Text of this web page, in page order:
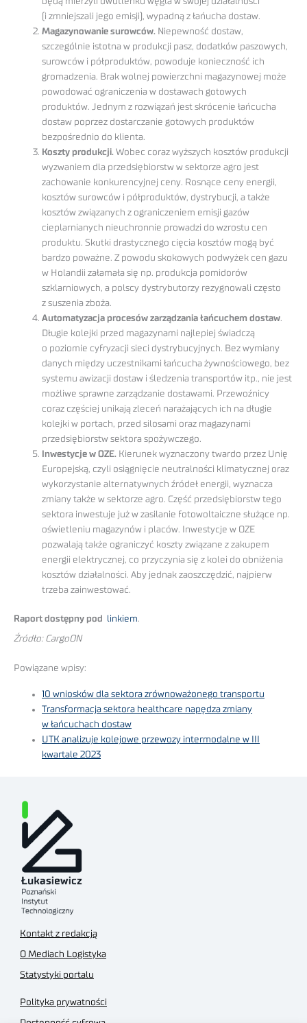
(i zmniejszali jego emisji), wypadną z łańucha dostaw.
Magazynowanie surowców. Niepewność dostaw,
szczególnie istotna w produkcji pasz, dodatków paszowych,
surowców i półproduktów, powoduje konieczność ich
gromadzenia. Brak wolnej powierzchni magazynowej może
powodować ograniczenia w dostawach gotowych
produktów. Jednym z rozwiązań jest skrócenie łańcucha
dostaw poprzez dostarczanie gotowych produktów
bezpośrednio do klienta.
Koszty produkcji.Wobec coraz wyższych kosztów produkcji
wyzwaniem dla przedsiębiorstw w sektorze agro jest
zachowanie konkurencyjnej ceny. Rosnące ceny energii,
kosztów surowców i półproduktów, dystrybucji, a także
kosztów związanych z ograniczeniem emisji gazów
cieplarnianych nieuchronnie prowadzi do wzrostu cen
produktu. Skutki drastycznego cięcia kosztów mogą być
bardzo poważne. Z powodu skokowych podwyżek cen gazu
w Holandii załamała się np. produkcja pomidorów
szklarniowych, a polscy dystrybutorzy rezygnowali często
z suszenia zboża.
Automatyzacja procesów zarządzania łańcuchem dostaw.
Długie kolejki przed magazynami najlepiej świadczą
o poziomie cyfryzacji sieci dystrybucyjnych. Bez wymiany
danych między uczestnikami łańcucha żywnościowego, bez
systemu awizacji dostaw i śledzenia transportów itp., nie jest
możliwe sprawne zarządzanie dostawami. Przewoźnicy
coraz częściej unikają zleceń narażających ich na długie
kolejki w portach, przed silosami oraz magazynami
przedsiębiorstw sektora spożywczego.
Inwestycje w OZE. Kierunek wyznaczony twardo przez Unię
Europejską, czyli osiągnięcie neutralności klimatycznej oraz
wykorzystanie alternatywnych źródeł energii, wyznacza
zmiany także w sektorze agro. Część przedsiębiorstw tego
sektora inwestuje już w zasilanie fotowoltaiczne służące np.
oświetleniu magazynów i placów. Inwestycje w OZE
pozwalają także ograniczyć koszty związane z zakupem
energii elektrycznej, co przyczynia się z kolei do obniżenia
kosztów działalności. Aby jednak zaoszczędzić, najpierw
trzeba zainwestować.
Raport dostępny pod linkiem.
Źródło: CargoON
Powiązane wpisy:
10 wniosków dla sektora zrównoważonego transportu
Transformacja sektora healthcare napędza zmiany
w łańcuchach dostaw
UTK analizuje kolejowe przewozy intermodalne w III
kwartale 2023
Kontakt z redakcją
O Mediach Logistyka
Statystyki portalu
Polityka prywatności